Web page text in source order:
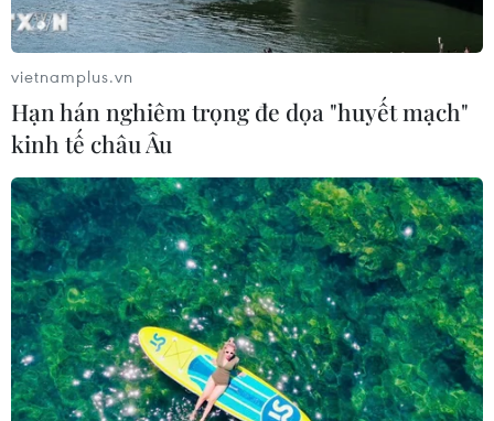
TIN CÙNG CHUYÊN MỤC
Xem trực tiếp Việt Nam-Campuchia
tại ASEAN Cup 2026 trên kênh nào?
07/08/2026 09:49
Nhận định Singapore vs
Indonesia (20h ngày 7/8): Cuộc quyết
đấu giành tấm vé bán kết duy nhất
vietnamplus.vn
Hạn hán nghiêm trọng đe dọa "huyết mạch"
kinh tế châu Âu